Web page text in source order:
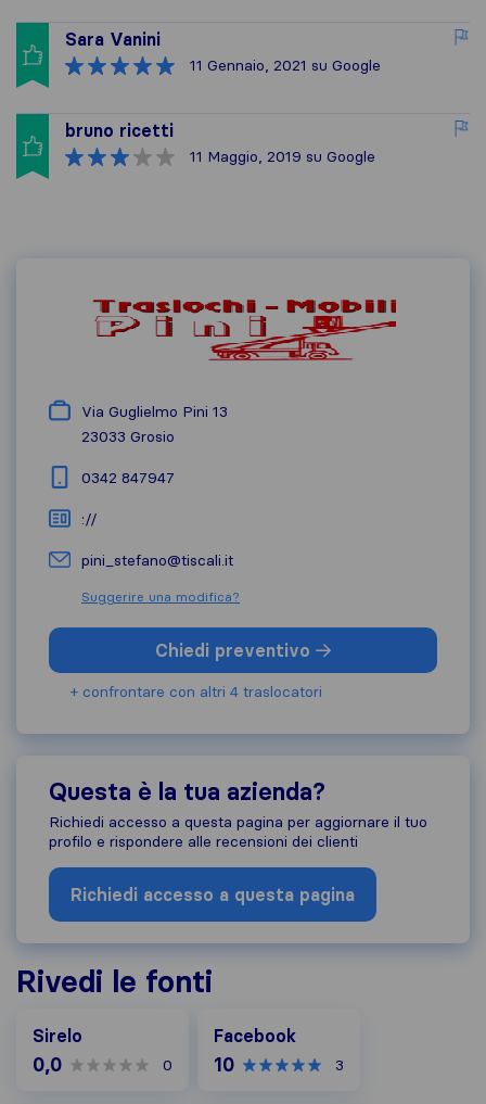
Sara Vanini
11 Gennaio, 2021 su Google
bruno ricetti
11 Maggio, 2019 su Google
Via Guglielmo Pini 13
23033 Grosio
0342 847947
://
pini_stefano@tiscali.it
Suggerire una modifica?
Chiedi preventivo
+ confrontare con altri 4 traslocatori
Questa è la tua azienda?
Richiedi accesso a questa pagina per aggiornare il tuo
profilo e rispondere alle recensioni dei clienti
Richiedi accesso a questa pagina
Rivedi le fonti
Sirelo
0,0 0
Facebook
10 3